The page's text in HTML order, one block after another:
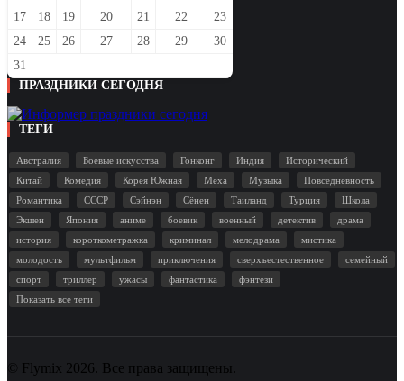
17
18 19 20 21 22
23
24
25 26 27 28 29
30
31
ПРАЗДНИКИ СЕГОДНЯ
ТЕГИ
Австралия Боевые искусства Гонконг Индия
Исторический
Китай
Комедия Корея Южная Меха Музыка
Повседневность
Романтика
СССР Сэйнэн Сёнен Таиланд Турция
Школа
Экшен
Япония аниме боевик военный детектив
драма
история
короткометражка криминал мелодрама
мистика
молодость
мультфильм приключения сверхъестественное
семейный
спорт
триллер ужасы фантастика
фэнтези
Показать все теги
© Flymix 2026. Все права защищены.